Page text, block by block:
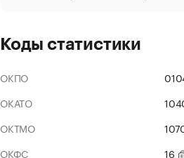
Коды статистики
ОКПО
ОКАТО
ОКТМО
ОКФС
16